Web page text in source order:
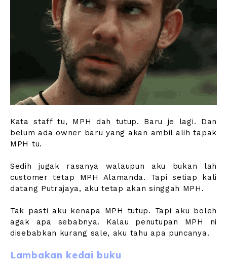
Kata staff tu, MPH dah tutup. Baru je lagi. Dan
belum ada owner baru yang akan ambil alih tapak
MPH tu.
Sedih jugak rasanya walaupun aku bukan lah
customer tetap MPH Alamanda. Tapi setiap kali
datang Putrajaya, aku tetap akan singgah MPH.
Tak pasti aku kenapa MPH tutup. Tapi aku boleh
agak apa sebabnya. Kalau penutupan MPH ni
disebabkan kurang sale, aku tahu apa puncanya.
Lambakan kedai buku